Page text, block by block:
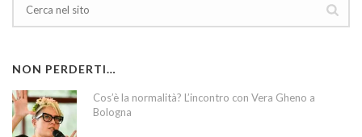
NON PERDERTI…
Cos’è la normalità? L’incontro con Vera Gheno a
Bologna